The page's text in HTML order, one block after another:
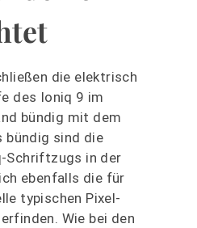
die elektrisch
des Ioniq 9 im
bündig mit dem
bündig sind die
Schriftzugs in der
ebenfalls die für
typischen Pixel-
Wie bei den